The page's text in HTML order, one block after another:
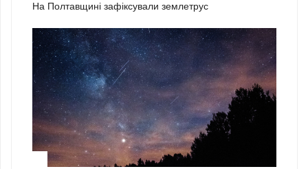
На Полтавщині зафіксували землетрус